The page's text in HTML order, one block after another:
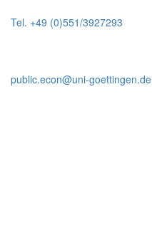
Tel. +49 (0)551/3927293
public.econ@uni-goettingen.de